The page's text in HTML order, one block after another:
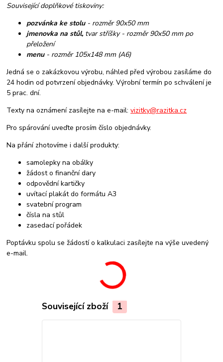
Související doplňkové tiskoviny:
pozvánka ke stolu- rozměr 90x50 mm
jmenovka na stůl, tvar stříšky - rozměr 90x50 mm po
přeložení
menu- rozměr 105x148 mm (A6)
Jedná se o zakázkovou výrobu, náhled před výrobou zasíláme do
24 hodin od potvrzení objednávky. Výrobní termín po schválení je
5 prac. dní.
Texty na oznámení zasílejte na e-mail:vizitky@razitka.cz
Pro spárování uveďte prosím číslo objednávky.
Na přání zhotovíme i další produkty:
samolepky na obálky
žádost o finanční dary
odpovědní kartičky
uvítací plakát do formátu A3
svatební program
čísla na stůl
zasedací pořádek
Poptávku spolu se žádostí o kalkulaci zasílejte na výše uvedený
e-mail.
Související zboží 1